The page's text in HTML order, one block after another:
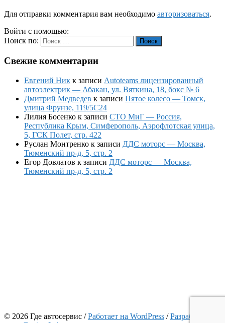
Для отправки комментария вам необходимо авторизоваться.
Войти с помощью:
Поиск по:
Поиск
Свежие комментарии
Евгений Ник к записи Autoteams лицензированный
автоэлектрик — Абакан, ул. Вяткина, 18, бокс № 6
Дмитрий Медведев к записи Пятое колесо — Томск,
улица Фрунзе, 119/5С24
Лилия Босенко к записи СТО МиГ — Россия,
Республика Крым, Симферополь, Аэрофлотская улица,
5, ГСК Полет, стр. 422
Руслан Монтренко к записи ДДС моторс — Москва,
Тюменский пр-д, 5, стр. 2
Егор Довлатов к записи ДДС моторс — Москва,
Тюменский пр-д, 5, стр. 2
© 2026 Где автосервис / Работает на WordPress / Разработчик